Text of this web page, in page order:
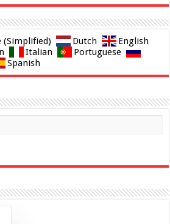
(Simplified) Dutch
English
Italian
Portuguese
Spanish